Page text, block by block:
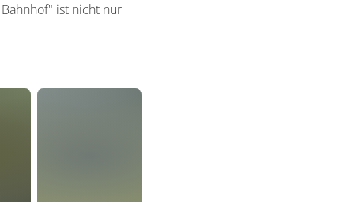
ist nicht nur